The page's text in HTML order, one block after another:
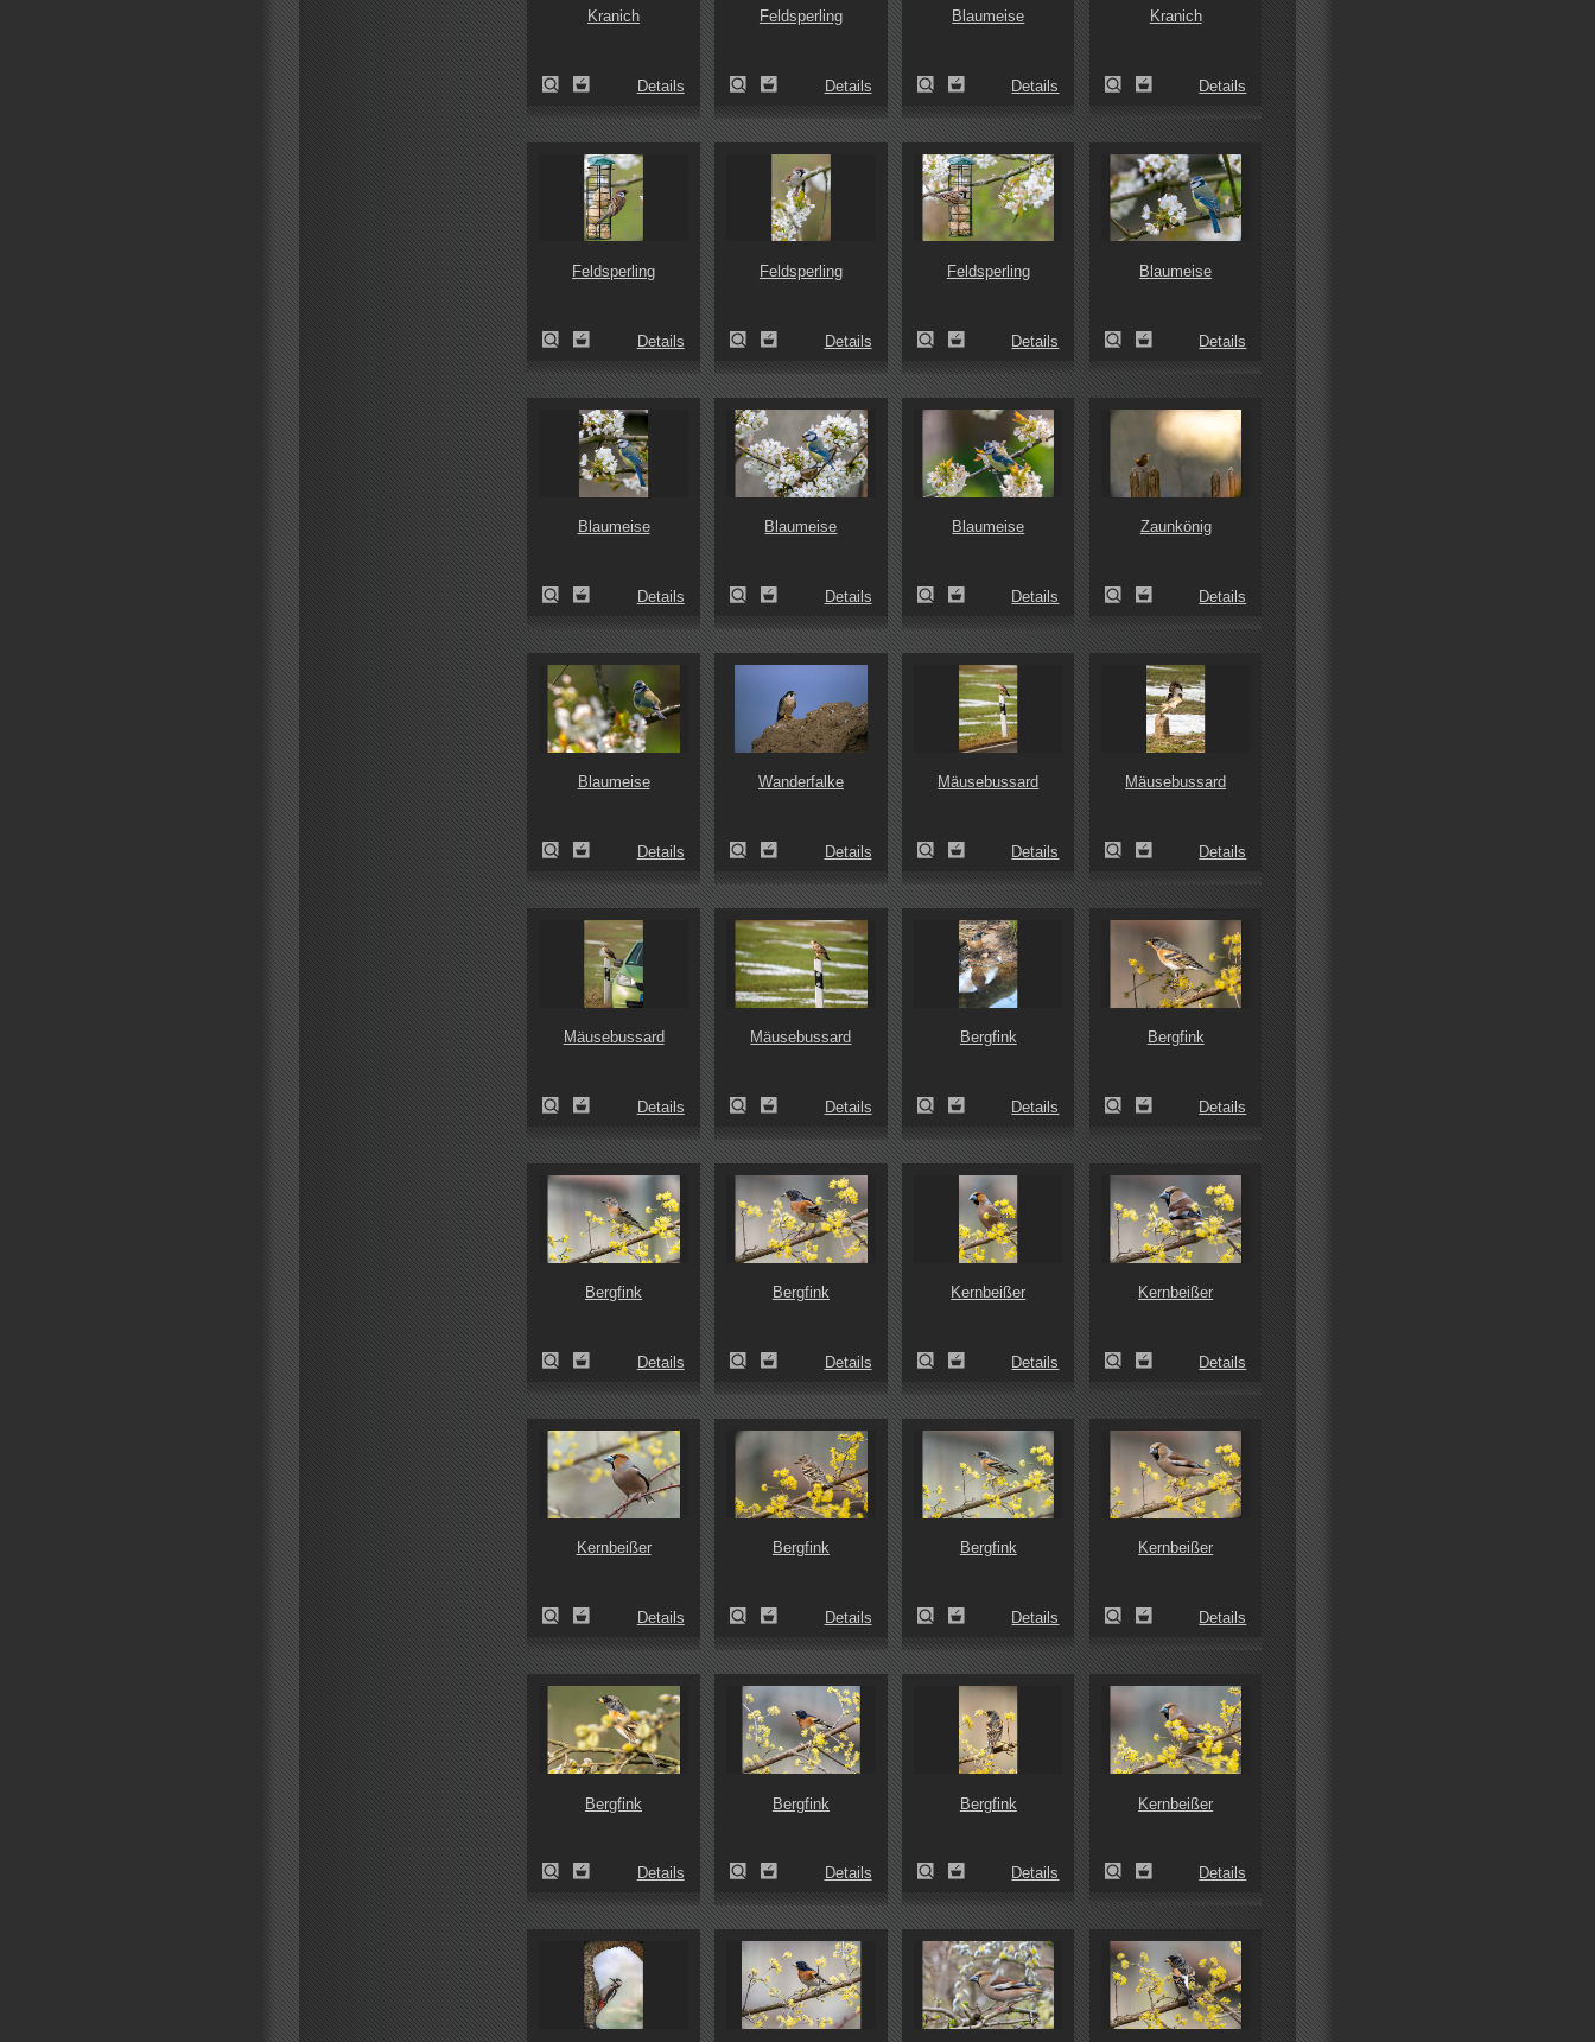
Kranich
Details
Feldsperling
Details
Blaumeise
Details
Kranich
Details
Feldsperling
Details
Feldsperling
Details
Feldsperling
Details
Blaumeise
Details
Blaumeise
Details
Blaumeise
Details
Blaumeise
Details
Zaunkönig
Details
Blaumeise
Details
Wanderfalke
Details
Mäusebussard
Details
Mäusebussard
Details
Mäusebussard
Details
Mäusebussard
Details
Bergfink
Details
Bergfink
Details
Bergfink
Details
Bergfink
Details
Kernbeißer
Details
Kernbeißer
Details
Kernbeißer
Details
Bergfink
Details
Bergfink
Details
Kernbeißer
Details
Bergfink
Details
Bergfink
Details
Bergfink
Details
Kernbeißer
Details